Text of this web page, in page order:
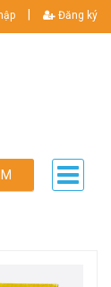
Đăng ký